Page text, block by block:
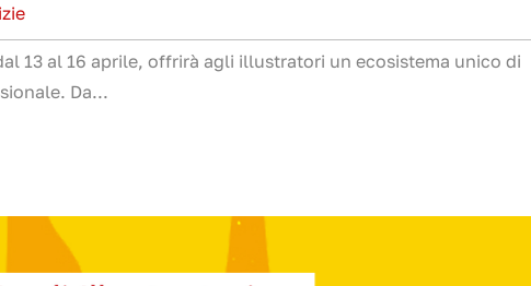
13 al 16 aprile, offrirà agli illustratori un ecosistema unico di
Da...